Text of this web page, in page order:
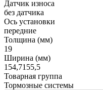
Датчик износа
без датчика
Ось установки
передние
Толщина (мм)
19
Ширина (мм)
154,7155,5
Товарная группа
Тормозные системы